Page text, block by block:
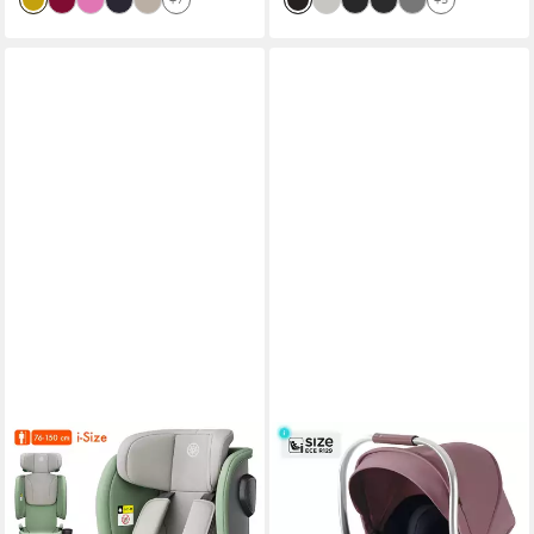
weich, waschbarer Bezug
Kopfstütze, Stützbein,
DALIYA®
Autokindersitz JOYMAX i-
Size Auto-Kindersitz, ISOFIX,
für Kinder 76-150 cm, 9-36
DALIYA®
Babyschale NEOMOVE i-Size
Auto-Kindersitz für Babys –
für NEOMOVE Kinderwagen,